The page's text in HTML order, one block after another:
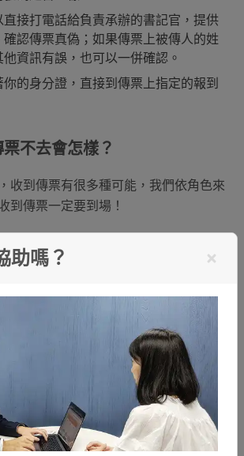
直接打電話給負責承辦的書記官，提供
確認傳票真偽；如果傳票上被傳人的姓
資訊有誤，也可以一併確認。
的身分證，直接到傳票上指定的報到
票不去會怎樣？
收到傳票有很多種可能，我們依角色來
到傳票一定要到場！
本上是有義務要出庭！如果真的有要
治療中等，可以事先寫書狀向法院請假
訊下段會說明），但必須要法院有回覆
假手續喔！未回覆或未核准還是必須到
會面臨民、刑事不同的刑罰，舉例：
判：傳喚未到，法院或檢察署可能會請
提到案，如果沒有拘提到人，但案件
說明就無法釐清，或是案件較嚴重可能
助嗎？